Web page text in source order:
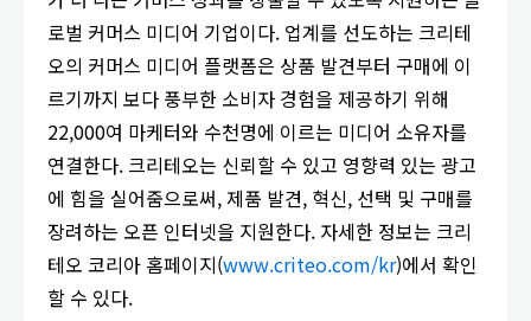
로벌 커머스 미디어 기업이다. 업계를 선도하는 크리테
오의 커머스 미디어 플랫폼은 상품 발견부터 구매에 이
르기까지 보다 풍부한 소비자 경험을 제공하기 위해
22,000여 마케터와 수천명에 이르는 미디어 소유자를
연결한다. 크리테오는 신뢰할 수 있고 영향력 있는 광고
에 힘을 실어줌으로써, 제품 발견, 혁신, 선택 및 구매를
장려하는 오픈 인터넷을 지원한다. 자세한 정보는 크리
테오 코리아 홈페이지(www.criteo.com/kr)에서 확인
할 수 있다.